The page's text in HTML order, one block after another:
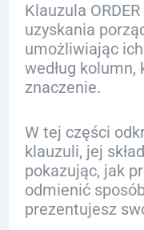
Klauzula
uzyskania
umożliwiając
według
znaczenie.
W tej części
klauzuli, jej
pokazując, jak
odmienić
prezentujesz